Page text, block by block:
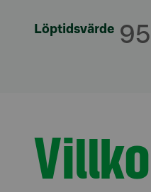
Löptidsvärde